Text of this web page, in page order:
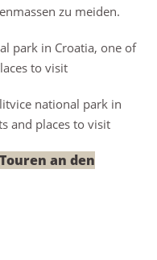
zu meiden.
an den